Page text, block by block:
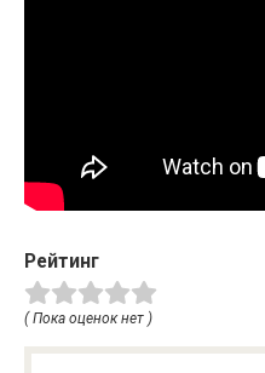
Рейтинг
( Пока оценок нет )